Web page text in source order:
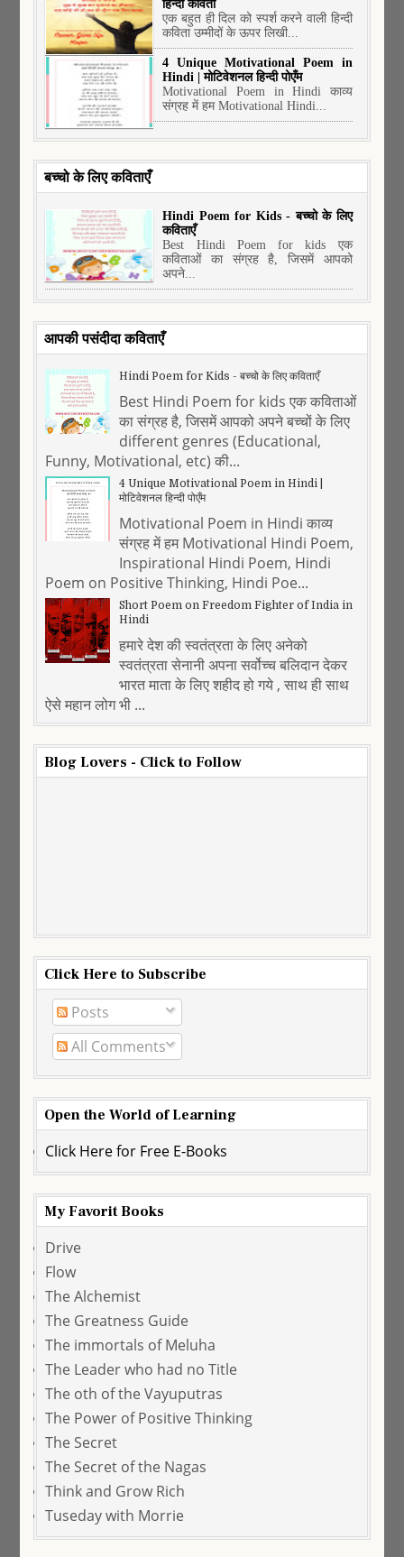
हिन्दी कविता
एक बहुत ही दिल को स्पर्श करने वाली हिन्दी
कविता उम्मीदों के ऊपर लिखी...
4 Unique Motivational Poem in
Hindi | मोटिवेशनल हिन्दी पोएँम
Motivational Poem in Hindi काव्य
संग्रह में हम Motivational Hindi...
बच्चो के लिए कविताएँ
Hindi Poem for Kids - बच्चो के लिए
कविताएँ
Best Hindi Poem for kids एक
कविताओं का संग्रह है, जिसमें आपको
अपने...
आपकी पसंदीदा कविताएँ
Hindi Poem for Kids - बच्चो के लिए कविताएँ
Best Hindi Poem for kids एक कविताओं
का संग्रह है, जिसमें आपको अपने बच्चों के लिए
different genres (Educational,
Funny, Motivational, etc) की...
4 Unique Motivational Poem in Hindi |
मोटिवेशनल हिन्दी पोएँम
Motivational Poem in Hindi काव्य
संग्रह में हम Motivational Hindi Poem,
Inspirational Hindi Poem, Hindi
Poem on Positive Thinking, Hindi Poe...
Short Poem on Freedom Fighter of India in
Hindi
हमारे देश की स्वतंत्रता के लिए अनेको
स्वतंत्रता सेनानी अपना सर्वोच्च बलिदान देकर
भारत माता के लिए शहीद हो गये , साथ ही साथ
ऐसे महान लोग भी ...
Blog Lovers - Click to Follow
Click Here to Subscribe
Posts
All Comments
Open the World of Learning
Click Here for Free E-Books
My Favorit Books
Drive
Flow
The Alchemist
The Greatness Guide
The immortals of Meluha
The Leader who had no Title
The oth of the Vayuputras
The Power of Positive Thinking
The Secret
The Secret of the Nagas
Think and Grow Rich
Tuseday with Morrie